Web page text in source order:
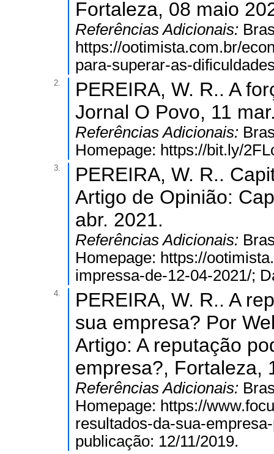
Fortaleza, 08 maio
Referências Adicionais:
https://ootimista.com.br/
para-superar-as-
2.
PEREIRA, W. R.. A
Jornal O Povo, 11
Referências Adicionais:
Homepage: https://bit.ly/
3.
PEREIRA, W. R..
Artigo de Opinião:
abr. 2021.
Referências Adicionais:
Homepage: https://
impressa-de-12-04-2021/;
4.
PEREIRA, W. R.. A
sua empresa? Por
Artigo: A reputação
empresa?, Fortaleza,
Referências Adicionais:
Homepage: https://
resultados-da-sua-
publicação: 12/11/2019.